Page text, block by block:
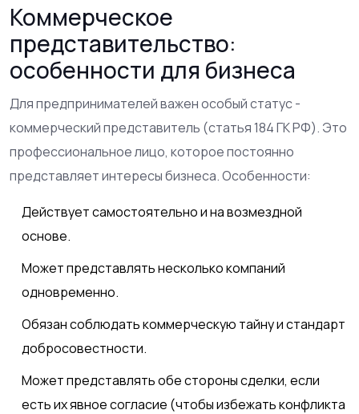
Коммерческое
представительство:
особенности для бизнеса
Для предпринимателей важен особый статус -
коммерческий представитель (статья 184 ГК РФ). Это
профессиональное лицо, которое постоянно
представляет интересы бизнеса. Особенности:
Действует самостоятельно и на возмездной
основе.
Может представлять несколько компаний
одновременно.
Обязан соблюдать коммерческую тайну и стандарт
добросовестности.
Может представлять обе стороны сделки, если
есть их явное согласие (чтобы избежать конфликта